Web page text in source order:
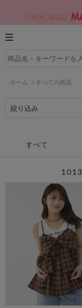
ホーム > すべての商品
絞り込み
すべて
1013